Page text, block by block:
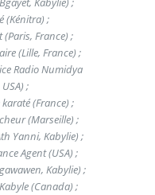
(Kénitra) ;
France) ;
(Lille, France) ;
Radio Numidya
;
(France) ;
(Marseille) ;
Yanni, Kabylie) ;
Agent (USA) ;
Kabylie) ;
(Canada) ;